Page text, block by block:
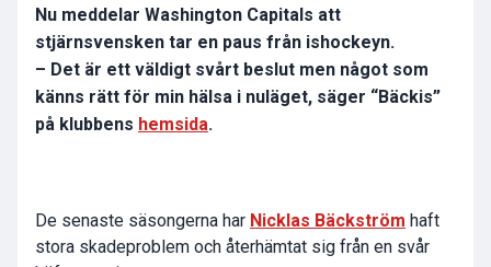
Nu meddelar Washington Capitals att
stjärnsvensken tar en paus från ishockeyn.
– Det är ett väldigt svårt beslut men något som
känns rätt för min hälsa i nuläget, säger “Bäckis”
på klubbens hemsida.
De senaste säsongerna har Nicklas Bäckström haft
stora skadeproblem och återhämtat sig från en svår